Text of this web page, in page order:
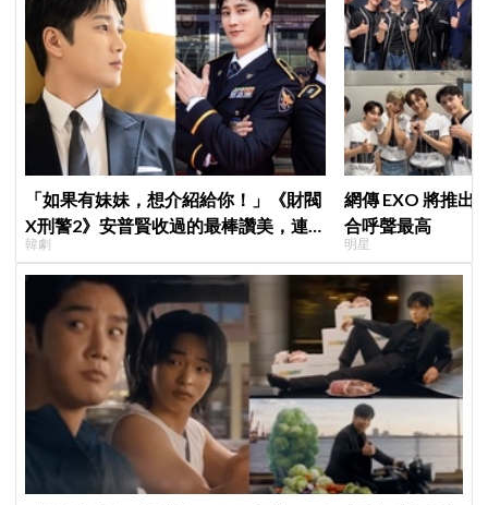
「如果有妹妹，想介紹給你！」《財閥
X刑警2》安普賢收過的最棒讚美，連
哥哥們都認證的好品格～
韓劇
網傳 EXO 將推出
合呼聲最高
明星